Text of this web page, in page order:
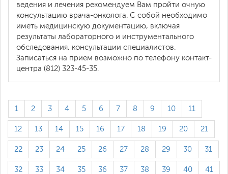
ведения и лечения рекомендуем Вам пройти очную
консультацию врача-онколога. С собой необходимо
иметь медицинскую документацию, включая
результаты лабораторного и инструментального
обследования, консультации специалистов.
Записаться на прием возможно по телефону контакт-
центра (812) 323-45-35.
1 2 3 4 5 6 7 8 9 10 11
12 13 14 15 16 17 18 19 20 21
22 23 24 25 26 27 28 29 30 31
32 33 34 35 36 37 38 39 40 41